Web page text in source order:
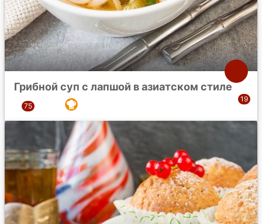
Грибной суп с лапшой в азиатском стиле